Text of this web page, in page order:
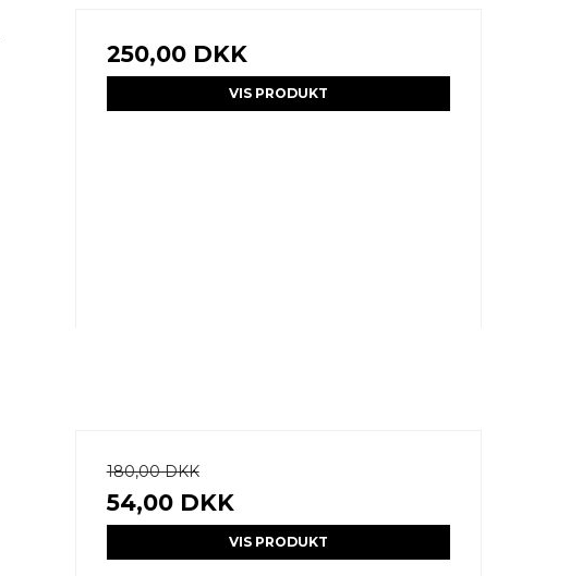
250,00 DKK
VIS PRODUKT
180,00 DKK
54,00 DKK
VIS PRODUKT